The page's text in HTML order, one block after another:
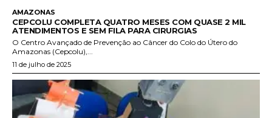
AMAZONAS
CEPCOLU COMPLETA QUATRO MESES COM QUASE 2 MIL
ATENDIMENTOS E SEM FILA PARA CIRURGIAS
O Centro Avançado de Prevenção ao Câncer do Colo do Útero do
Amazonas (Cepcolu),...
11 de julho de 2025